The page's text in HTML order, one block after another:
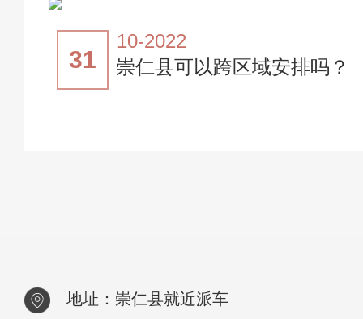
31
10-2022
崇仁县可以跨区域安排吗？
地址：崇仁县就近派车